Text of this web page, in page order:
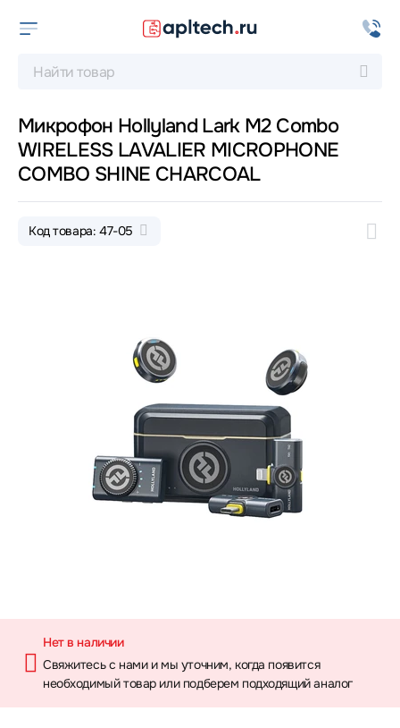
Микрофон Hollyland Lark M2 Combo
WIRELESS LAVALIER MICROPHONE
COMBO SHINE CHARCOAL
Код товара: 47-05
Нет в наличии
Свяжитесь с нами и мы уточним, когда появится
необходимый товар или подберем подходящий аналог